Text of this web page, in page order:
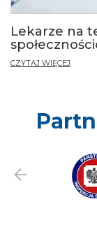
Lekarze na
CZYTAJ WIĘCEJ